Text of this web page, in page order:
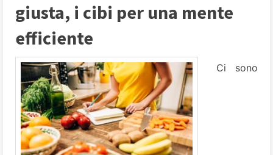
giusta, i cibi per una mente
efficiente
Ci sono